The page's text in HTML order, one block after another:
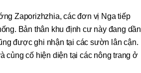
Zaporizhzhia, các đơn vị Nga tiếp
Bản thân khu định cư này đang dần
được ghi nhận tại các sườn lân cận.
củng cố hiện diện tại các nông trang ở